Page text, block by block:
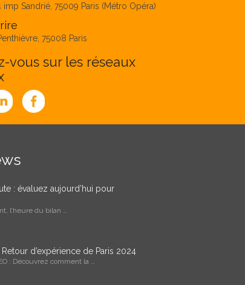
imp Sandrié, 75009 Paris (Métro Opéra)
75008 Paris
vous sur les réseaux
: évaluez aujourd’hui pour
l’heure du bilan …
d’expérience de Paris 2024
: Découvrez comment la …